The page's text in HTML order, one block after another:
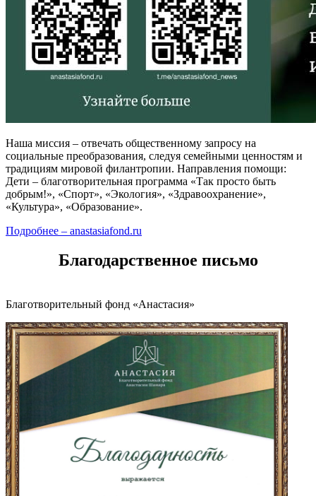
Наша миссия – отвечать общественному запросу на
социальные преобразования, следуя семейными ценностям и
традициям мировой филантропии. Направления помощи:
Дети – благотворительная программа «Так просто быть
добрым!», «Спорт», «Экология», «Здравоохранение»,
«Культура», «Образование».
Подробнее – anastasiafond.ru
Благодарственное письмо
Благотворительный фонд «Анастасия»